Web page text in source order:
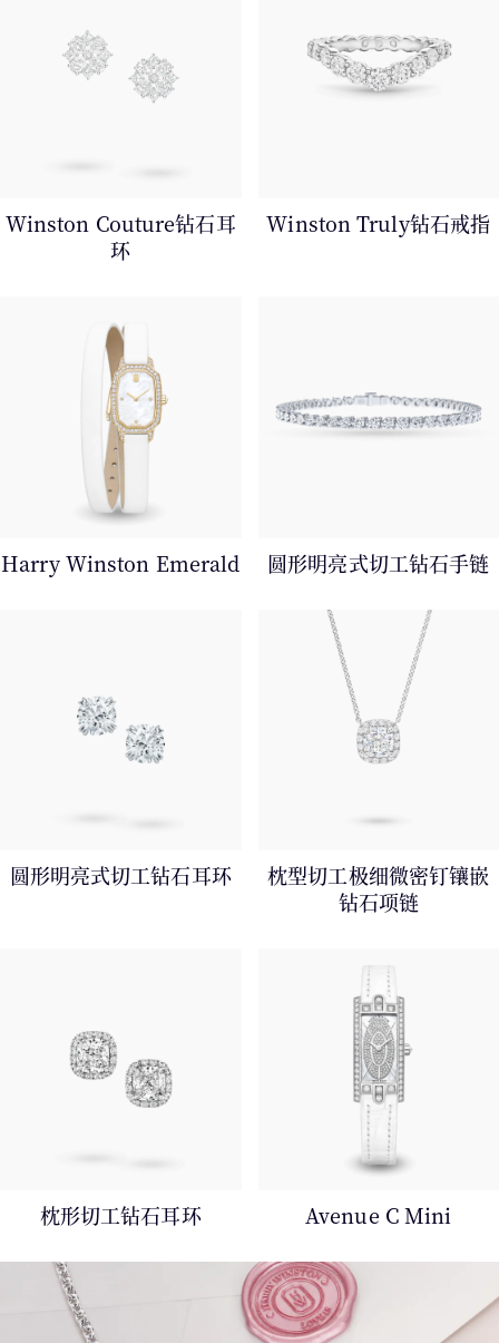
Winston Couture钻石耳
环
Winston Truly钻石戒指
Harry Winston Emerald 圆形明亮式切工钻石手链
圆形明亮式切工钻石耳环
枕型切工极细微密钉镶嵌
钻石项⁠链
枕形切工钻石耳环 Avenue C Mini